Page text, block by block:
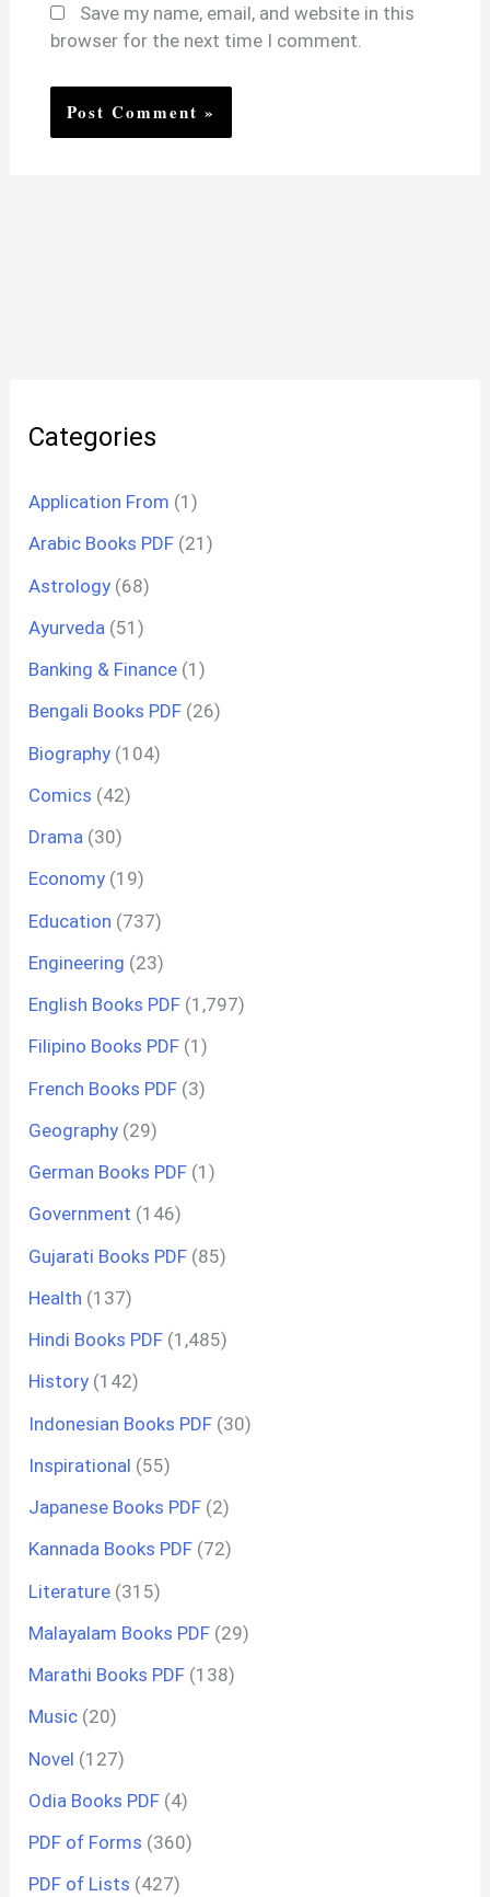
Save my name, email, and website in this
browser for the next time I comment.
Categories
Application From (1)
Arabic Books PDF (21)
Astrology (68)
Ayurveda (51)
Banking & Finance (1)
Bengali Books PDF (26)
Biography (104)
Comics (42)
Drama (30)
Economy (19)
Education (737)
Engineering (23)
English Books PDF (1,797)
Filipino Books PDF (1)
French Books PDF (3)
Geography (29)
German Books PDF (1)
Government (146)
Gujarati Books PDF (85)
Health (137)
Hindi Books PDF (1,485)
History (142)
Indonesian Books PDF (30)
Inspirational (55)
Japanese Books PDF (2)
Kannada Books PDF (72)
Literature (315)
Malayalam Books PDF (29)
Marathi Books PDF (138)
Music (20)
Novel (127)
Odia Books PDF (4)
PDF of Forms (360)
PDF of Lists (427)